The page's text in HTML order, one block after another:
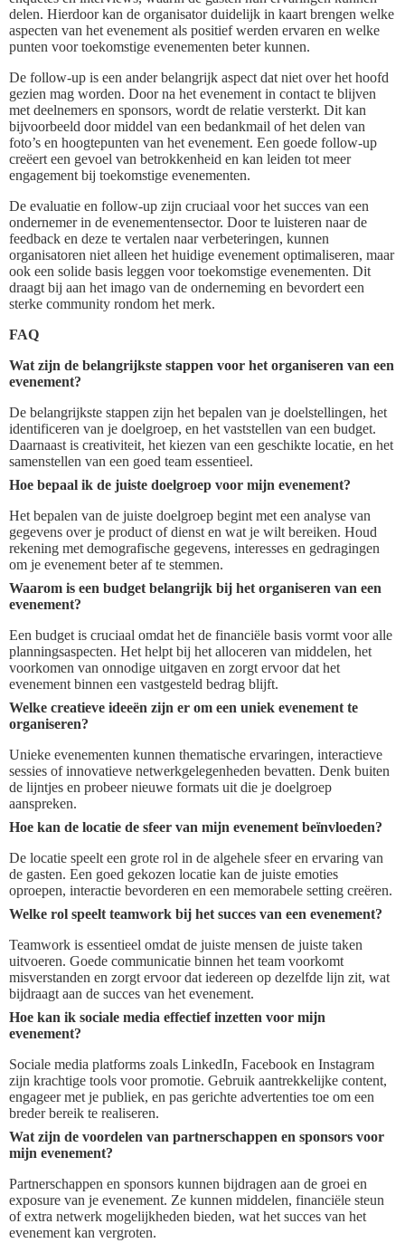
delen. Hierdoor kan de organisator duidelijk in kaart brengen welke
aspecten van het evenement als positief werden ervaren en welke
punten voor toekomstige evenementen beter kunnen.
De follow-up is een ander belangrijk aspect dat niet over het hoofd
gezien mag worden. Door na het evenement in contact te blijven
met deelnemers en sponsors, wordt de relatie versterkt. Dit kan
bijvoorbeeld door middel van een bedankmail of het delen van
foto’s en hoogtepunten van het evenement. Een goede follow-up
creëert een gevoel van betrokkenheid en kan leiden tot meer
engagement bij toekomstige evenementen.
De evaluatie en follow-up zijn cruciaal voor het succes van een
ondernemer in de evenementensector. Door te luisteren naar de
feedback en deze te vertalen naar verbeteringen, kunnen
organisatoren niet alleen het huidige evenement optimaliseren, maar
ook een solide basis leggen voor toekomstige evenementen. Dit
draagt bij aan het imago van de onderneming en bevordert een
sterke community rondom het merk.
FAQ
Wat zijn de belangrijkste stappen voor het organiseren van een
evenement?
De belangrijkste stappen zijn het bepalen van je doelstellingen, het
identificeren van je doelgroep, en het vaststellen van een budget.
Daarnaast is creativiteit, het kiezen van een geschikte locatie, en het
samenstellen van een goed team essentieel.
Hoe bepaal ik de juiste doelgroep voor mijn evenement?
Het bepalen van de juiste doelgroep begint met een analyse van
gegevens over je product of dienst en wat je wilt bereiken. Houd
rekening met demografische gegevens, interesses en gedragingen
om je evenement beter af te stemmen.
Waarom is een budget belangrijk bij het organiseren van een
evenement?
Een budget is cruciaal omdat het de financiële basis vormt voor alle
planningsaspecten. Het helpt bij het alloceren van middelen, het
voorkomen van onnodige uitgaven en zorgt ervoor dat het
evenement binnen een vastgesteld bedrag blijft.
Welke creatieve ideeën zijn er om een uniek evenement te
organiseren?
Unieke evenementen kunnen thematische ervaringen, interactieve
sessies of innovatieve netwerkgelegenheden bevatten. Denk buiten
de lijntjes en probeer nieuwe formats uit die je doelgroep
aanspreken.
Hoe kan de locatie de sfeer van mijn evenement beïnvloeden?
De locatie speelt een grote rol in de algehele sfeer en ervaring van
de gasten. Een goed gekozen locatie kan de juiste emoties
oproepen, interactie bevorderen en een memorabele setting creëren.
Welke rol speelt teamwork bij het succes van een evenement?
Teamwork is essentieel omdat de juiste mensen de juiste taken
uitvoeren. Goede communicatie binnen het team voorkomt
misverstanden en zorgt ervoor dat iedereen op dezelfde lijn zit, wat
bijdraagt aan de succes van het evenement.
Hoe kan ik sociale media effectief inzetten voor mijn
evenement?
Sociale media platforms zoals LinkedIn, Facebook en Instagram
zijn krachtige tools voor promotie. Gebruik aantrekkelijke content,
engageer met je publiek, en pas gerichte advertenties toe om een
breder bereik te realiseren.
Wat zijn de voordelen van partnerschappen en sponsors voor
mijn evenement?
Partnerschappen en sponsors kunnen bijdragen aan de groei en
exposure van je evenement. Ze kunnen middelen, financiële steun
of extra netwerk mogelijkheden bieden, wat het succes van het
evenement kan vergroten.